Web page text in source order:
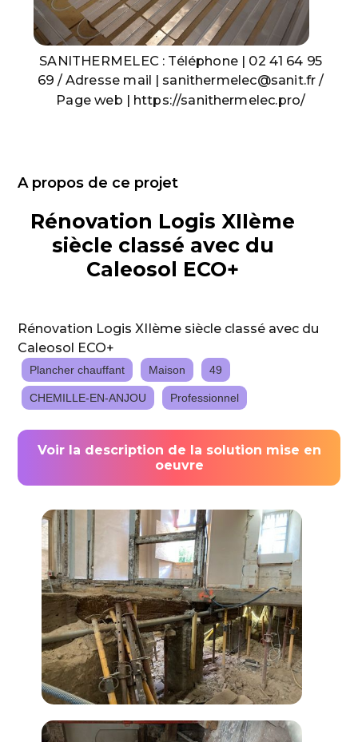
SANITHERMELEC : Téléphone | 02 41 64 95
69 / Adresse mail | sanithermelec@sanit.fr /
Page web | https://sanithermelec.pro/
A propos de ce projet
Rénovation Logis XIIème
siècle classé avec du
Caleosol ECO+
Rénovation Logis XIIème siècle classé avec du
Caleosol ECO+
Plancher chauffant Maison 49
CHEMILLE-EN-ANJOU Professionnel
Voir la description de la solution mise en
oeuvre